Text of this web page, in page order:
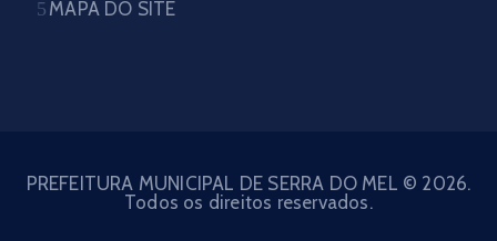
MAPA DO SITE
PREFEITURA MUNICIPAL DE SERRA DO MEL © 2026.
Todos os direitos reservados.